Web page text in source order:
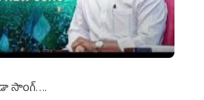
సాంగ్….